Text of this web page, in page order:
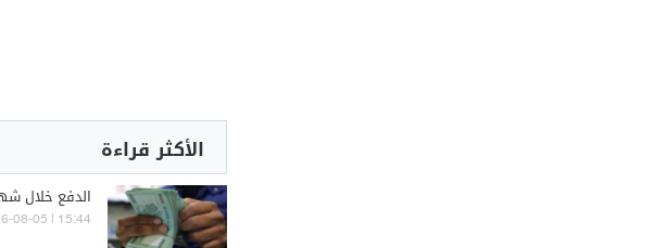
الأكثر قراءة
الدفع خلال
15:44 | 2026-08-05